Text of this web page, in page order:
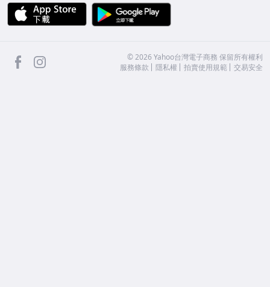
APP Store
facebook ©2026 Yahoo台灣電子商務 保留所有權利
服務條款
隱私權 拍賣使用規範 交易安全